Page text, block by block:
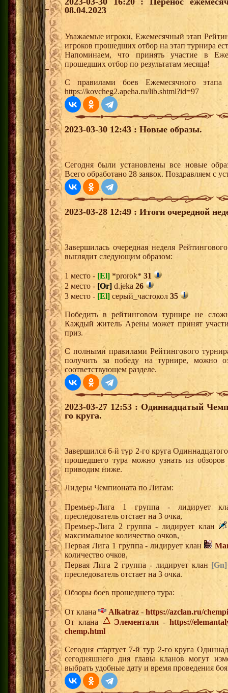
08.04.2023
Уважаемые игроки, Ежемесячный этап
игроков прошедших отбор на этап турнира
Напоминаем, что принять участие в
прошедших отбор по результатам месяца!
С правилами боев Ежемесячного этапа
https://kovcheg2.apeha.ru/lib.shtml?id=97
2023-03-30 12:43 : Новые образы.
Сегодня были установлены все новые
Всего обработано 28 заявок. Поздравляем с
2023-03-28 12:49 : Итоги очередной
Завершилась очередная неделя
выглядит следующим образом:
1 место - [El] *prorok* 31
2 место - [Or] d.jeka 26
3 место - [El] серый_частокол 35
Победить в рейтинговом турнире не
Каждый житель Арены может принят
приз.
С полными правилами Рейтингового
получить за победу на турнире, можно
соответствующем разделе.
2023-03-27 12:53 : Одиннадцатый
го круга.
Завершился 6-й тур 2-го круга
прошедшего тура можно узнать из
приводим ниже.
Лидеры Чемпионата по Лигам:
Премьер-Лига 1 группа - лидирует
преследователь отстает на 3 очка,
Премьер-Лига 2 группа - лидирует клан
максимальное количество очков,
Первая Лига 1 группа - лидирует клан
количество очков,
Первая Лига 2 группа - лидирует клан [Gn]
преследователь отстает на 3 очка.
Обзоры боев прошедшего тура:
От клана Alkatraz - https://azclan.ru/
От клана
Элементали -https://
chemp.html
Сегодня стартует 7-й тур 2-го круга
сегодняшнего дня главы кланов могут
выбрать удобные дату и время проведения